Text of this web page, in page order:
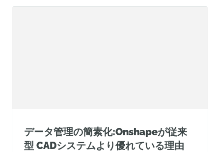
データ管理の簡素化:Onshapeが従来
型 CADシステムより優れている理由